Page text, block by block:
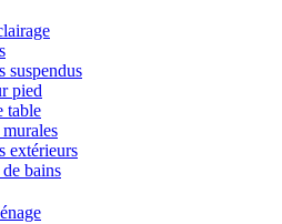
suspendus
pied
table
extérieurs
bains